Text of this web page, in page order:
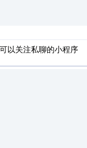
以关注私聊的小程序